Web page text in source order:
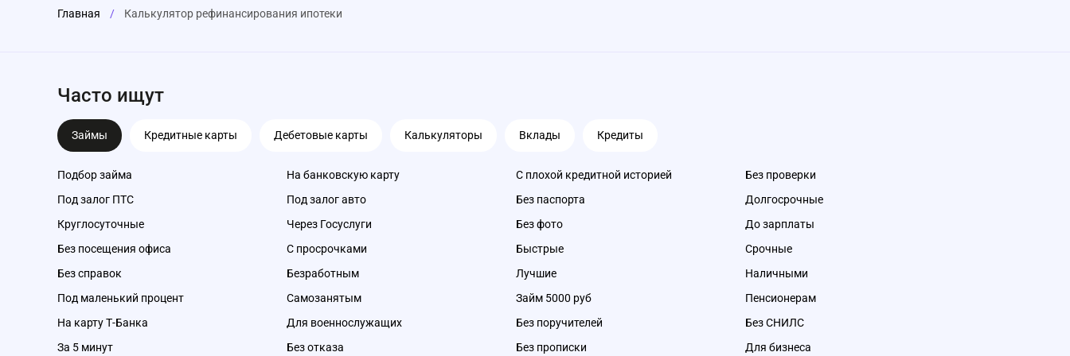
Главная / Калькулятор рефинансирования ипотеки
Часто ищут
Займы Кредитные карты Дебетовые карты Калькуляторы Вклады Кредиты
Подбор займа
Под залог ПТС
Круглосуточные
Без посещения офиса
Без справок
Под маленький процент
На карту Т-Банка
За 5 минут
На банковскую карту
Под залог авто
Через Госуслуги
С просрочками
Безработным
Самозанятым
Для военнослужащих
Без отказа
С плохой кредитной историей
Без паспорта
Без фото
Быстрые
Лучшие
Займ 5000 руб
Без поручителей
Без прописки
Без проверки
Долгосрочные
До зарплаты
Срочные
Наличными
Пенсионерам
Без СНИЛС
Для бизнеса